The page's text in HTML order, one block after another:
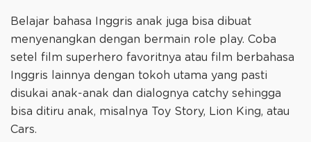
Belajar bahasa Inggris anak juga bisa dibuat
menyenangkan dengan bermain role play. Coba
setel film superhero favoritnya atau film berbahasa
Inggris lainnya dengan tokoh utama yang pasti
disukai anak-anak dan dialognya catchy sehingga
bisa ditiru anak, misalnya Toy Story, Lion King, atau
Cars.